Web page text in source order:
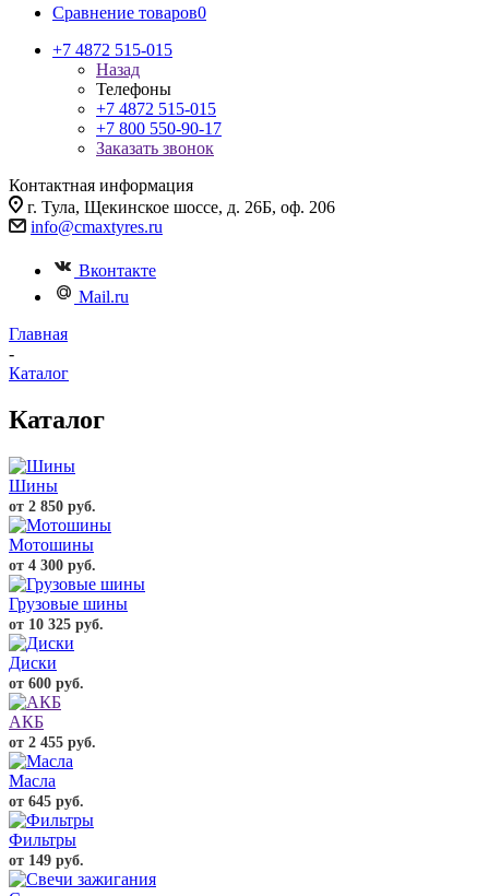
Сравнение товаров0
+7 4872 515-015
Назад
Телефоны
+7 4872 515-015
+7 800 550-90-17
Заказать звонок
Контактная информация
г. Тула, Щекинское шоссе, д. 26Б, оф. 206
info@cmaxtyres.ru
Вконтакте
Mail.ru
Главная
-
Каталог
Каталог
Шины
от 2 850 руб.
Мотошины
от 4 300 руб.
Грузовые шины
от 10 325 руб.
Диски
от 600 руб.
АКБ
от 2 455 руб.
Масла
от 645 руб.
Фильтры
от 149 руб.